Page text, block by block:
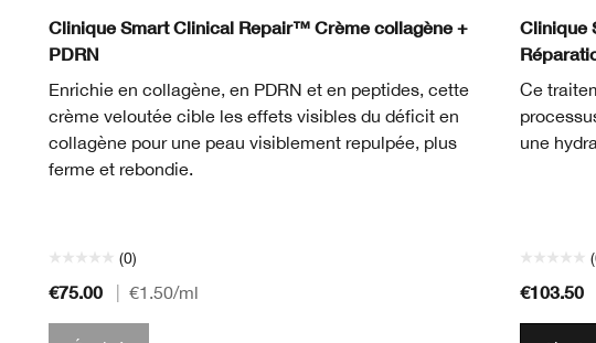
Clinique Smart Clinical Repair™ Crème collagène +
PDRN
Enrichie en collagène, en PDRN et en peptides, cette
crème veloutée cible les effets visibles du déficit en
collagène pour une peau visiblement repulpée, plus
ferme et rebondie.
(0)
€75.00 €1.50/ml
Clinique
Ce
une
€103.50